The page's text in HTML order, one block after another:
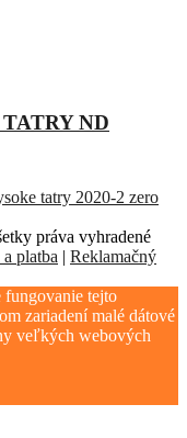
ND
práva vyhradené
platba | Reklamačný
tejto
zariadení malé dátové
veľkých webových